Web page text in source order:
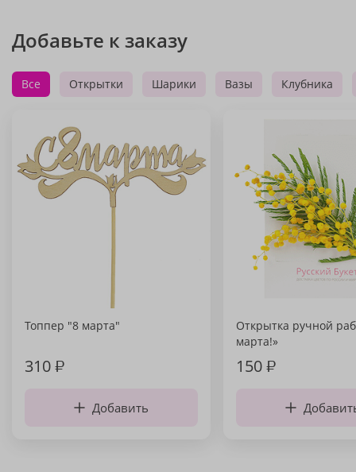
Добавьте к заказу
Все Открытки Шарики Вазы Клубника
Топпер "8 марта"
310₽
Добавить
Открытка ручной
марта!»
150₽